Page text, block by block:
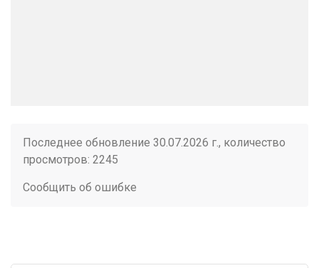
Последнее обновление 30.07.2026 г., количество
просмотров: 2245
Сообщить об ошибке